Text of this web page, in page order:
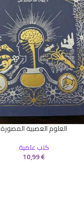
السلة
العلوم العصبية المصورة
كتب علمية
10,99€